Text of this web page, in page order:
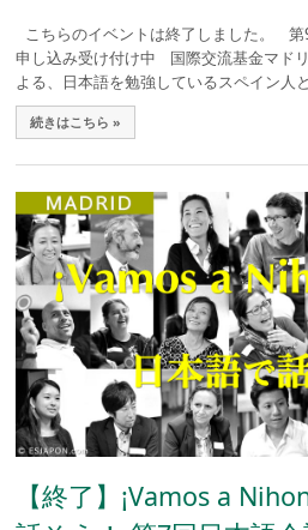
こちらのイベントは終了しました。
申し込み受け付け中 国際交流基金マド
よる、日本語を勉強しているスペイン人
続きはこちら »
【終了】¡Vamos a